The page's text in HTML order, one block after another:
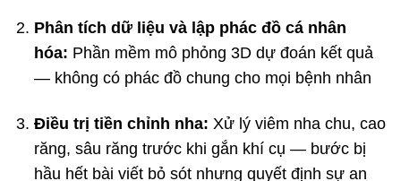
Phân tích dữ liệu và lập phác đồ cá nhân
hóa: Phần mềm mô phỏng 3D dự đoán kết quả
— không có phác đồ chung cho mọi bệnh nhân
Điều trị tiền chỉnh nha: Xử lý viêm nha chu, cao
răng, sâu răng trước khi gắn khí cụ — bước bị
hầu hết bài viết bỏ sót nhưng quyết định sự an